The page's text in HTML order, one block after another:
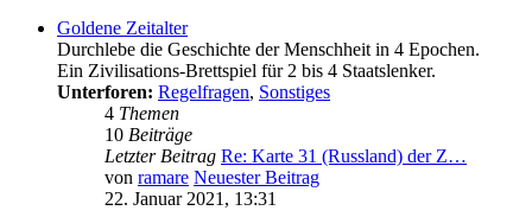
Goldene Zeitalter
Durchlebe die Geschichte der Menschheit in 4 Epochen.
Ein Zivilisations-Brettspiel für 2 bis 4 Staatslenker.
Unterforen: Regelfragen, Sonstiges
4 Themen
10 Beiträge
Letzter Beitrag Re: Karte 31 (Russland) der Z…
von ramare Neuester Beitrag
22. Januar 2021, 13:31